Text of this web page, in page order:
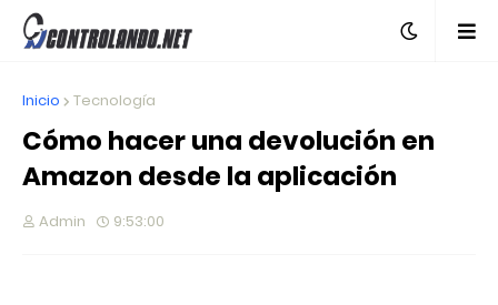
Inicio Tecnología
Cómo hacer una devolución en
Amazon desde la aplicación
Admin 9:53:00